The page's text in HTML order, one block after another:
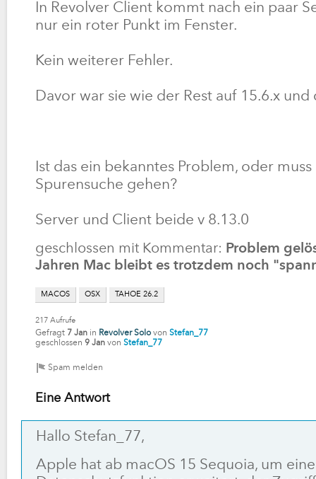
In Revolver Client kommt nach ein paar
nur ein roter Punkt im Fenster.
Kein weiterer Fehler.
Davor war sie wie der Rest auf 15.6.x und
Ist das ein bekanntes Problem, oder
Spurensuche gehen?
Server und Client beide v 8.13.0
geschlossen mit Kommentar: Problem
Jahren Mac bleibt es trotzdem noch
MACOS OSX TAHOE 26.2
217 Aufrufe
Gefragt 7 Jan in Revolver Solo von Stefan_77
geschlossen 9 Jan von Stefan_77
Eine Antwort
Hallo Stefan_77,
Apple hat ab macOS 15 Sequoia, um